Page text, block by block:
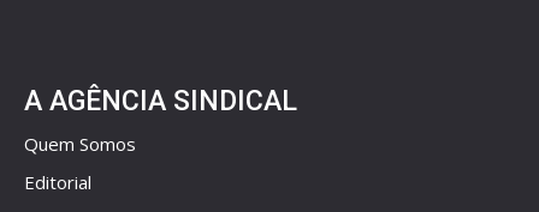
A AGÊNCIA SINDICAL
Quem Somos
Editorial